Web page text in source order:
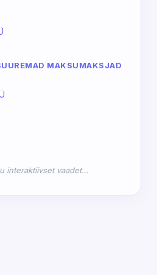
MAKSUMAKSJAD
interaktiivset vaadet…